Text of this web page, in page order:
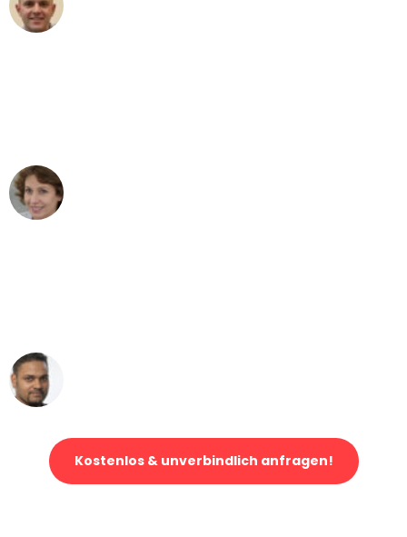
Kostenlos & unverbindlich anfragen!